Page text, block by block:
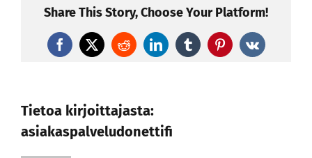
nisl
Share This Story, Choose Your Platform!
Facebook
X RedditLinkedInTumblrPinterest
Vk
Tietoa kirjoittajasta:
asiakaspalveludonettifi